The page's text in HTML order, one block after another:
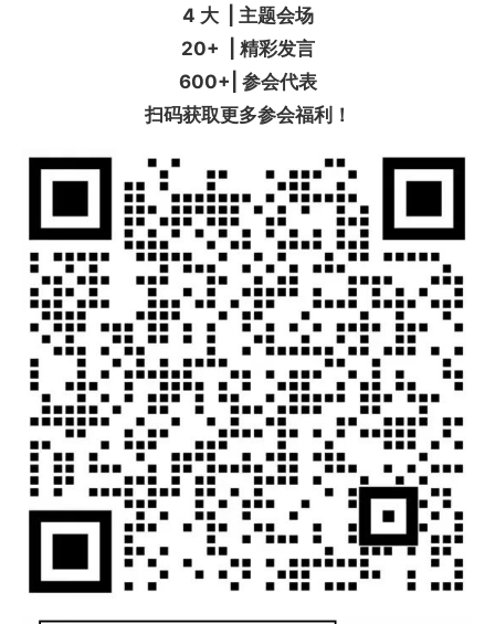
4 大 | 主题会场
20+ | 精彩发言
600+| 参会代表
扫码获取更多参会福利！